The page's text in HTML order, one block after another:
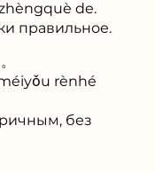
de.
правильное.
rènhé
без